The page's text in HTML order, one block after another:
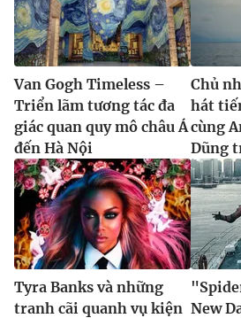
Van Gogh Timeless –
Triển lãm tương tác đa
giác quan quy mô châu Á
đến Hà Nội
Chủ
hát
cùng
Dũng
Tyra Banks và những
tranh cãi quanh vụ kiện New